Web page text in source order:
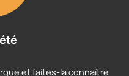
et faites-la connaître